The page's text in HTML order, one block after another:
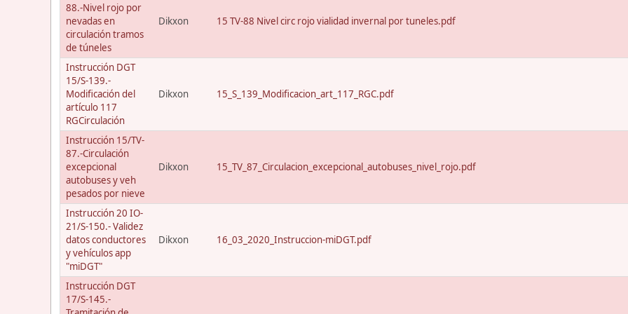
88.-Nivel rojo por
nevadas en
circulación tramos
de túneles
Dikxon 15 TV-88 Nivel circ rojo vialidad invernal por tuneles.pdf
Instrucción DGT
15/S-139.-
Modificación del
artículo 117
RGCirculación
Dikxon 15_S_139_Modificacion_art_117_RGC.pdf
Instrucción 15/TV-
87.-Circulación
excepcional
autobuses y veh
pesados por nieve
Dikxon 15_TV_87_Circulacion_excepcional_autobuses_nivel_rojo.pdf
Instrucción 20 IO-
21/S-150.- Validez
datos conductores
y vehículos app
"miDGT"
Dikxon 16_03_2020_Instruccion-miDGT.pdf
Instrucción DGT
17/S-145.-